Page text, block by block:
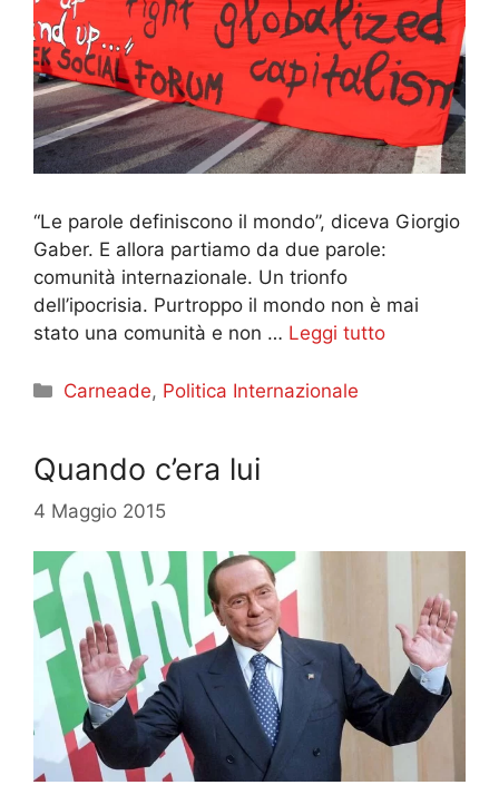
“Le parole definiscono il mondo”, diceva Giorgio
Gaber. E allora partiamo da due parole:
comunità internazionale. Un trionfo
dell’ipocrisia. Purtroppo il mondo non è mai
stato una comunità e non … Leggi tutto
Categorie
Carneade, Politica Internazionale
Quando c’era lui
4 Maggio 2015